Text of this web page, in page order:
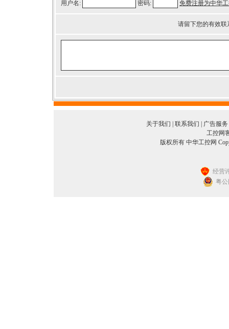
用户名: 密码: 免费注册为中华
请留下您的有效
关于我们 联系我们 广告服务
工控网
版权所有 中华工控网
经营
粤公